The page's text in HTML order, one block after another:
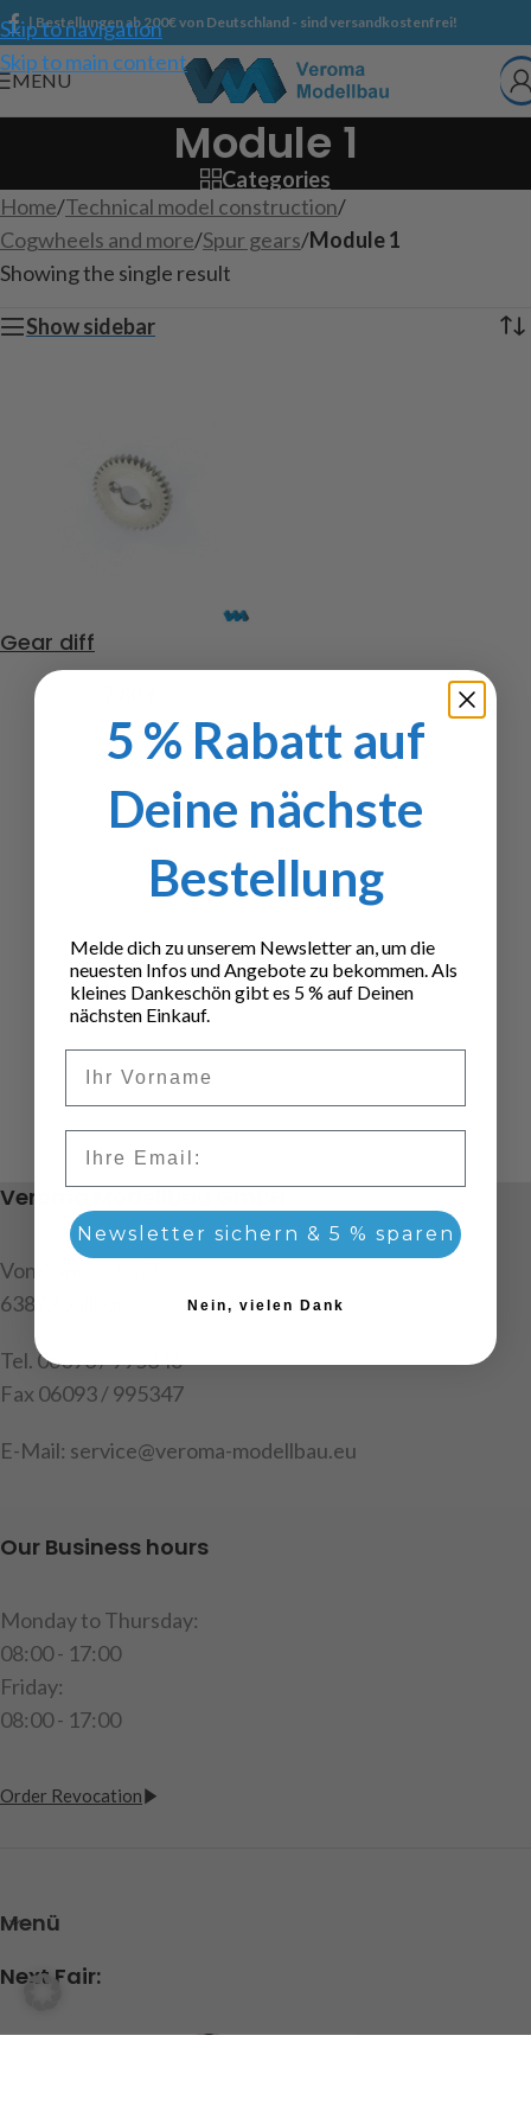
Skip to navigation
Skip to main content
| Bestellungen ab 200€ von Deutschland - sind versandkostenfrei!
MENU
Module 1
Categories
Home/Technical model construction/
Cogwheels and more/Spur gears/Module 1
Showing the single result
Show sidebar
Gear diff
Veroma Modellbau GmbH
Von Cancrin Str.7
63877 Sailauf
Tel. 06093 / 995346
Fax 06093 / 995347
E-Mail: service@veroma-modellbau.eu
Our Business hours
Monday to Thursday:
08:00 - 17:00
Friday:
08:00 - 17:00
Order Revocation
Menü
Next Fair:
5 % Rabatt auf
Deine nächste
Bestellung
Melde dich zu unserem Newsletter an, um die
neuesten Infos und Angebote zu bekommen. Als
kleines Dankeschön gibt es 5 % auf Deinen
nächsten Einkauf.
Newsletter sichern & 5 % sparen
Nein, vielen Dank